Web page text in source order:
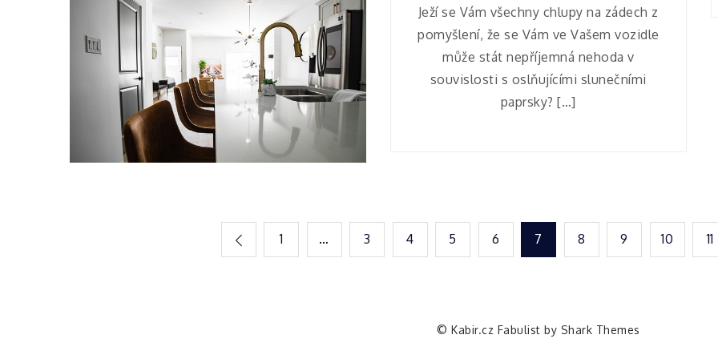
Ježí se Vám všechny chlupy na zádech z
pomyšlení, že se Vám ve Vašem vozidle
může stát nepříjemná nehoda v
souvislosti s oslňujícími slunečními
paprsky? […]
Rekonstrukce
bytu k lepšímu
Stránkování
1 … 3 4 5 6 7 8 9 10 11
© Kabir.cz Fabulist by Shark Themes